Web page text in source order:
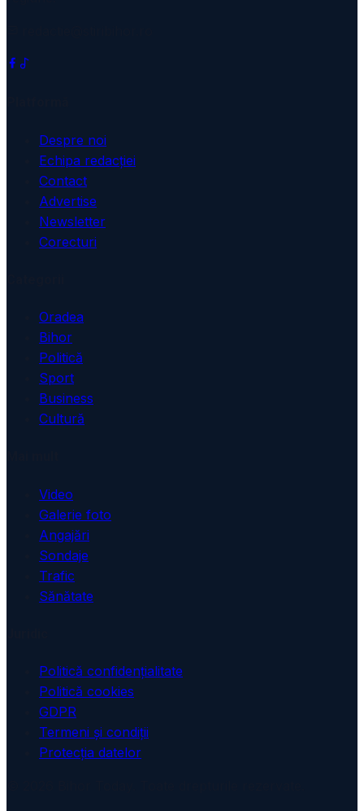
Despre noi
Echipa redacției
Contact
Advertise
Newsletter
Corecturi
Oradea
Bihor
Politică
Sport
Business
Cultură
Video
Galerie foto
Angajări
Sondaje
Trafic
Sănătate
Politică confidențialitate
Politică cookies
GDPR
Termeni și condiții
Protecția datelor